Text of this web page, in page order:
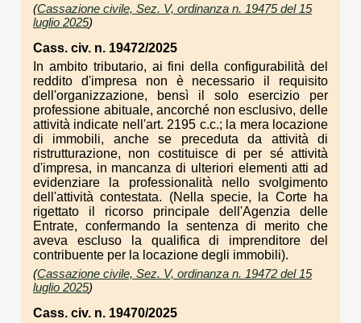
(Cassazione civile, Sez. V, ordinanza n. 19475 del 15
luglio 2025)
Cass. civ. n. 19472/2025
In ambito tributario, ai fini della configurabilità del
reddito d'impresa non è necessario il requisito
dell'organizzazione, bensì il solo esercizio per
professione abituale, ancorché non esclusivo, delle
attività indicate nell'art. 2195 c.c.; la mera locazione
di immobili, anche se preceduta da attività di
ristrutturazione, non costituisce di per sé attività
d'impresa, in mancanza di ulteriori elementi atti ad
evidenziare la professionalità nello svolgimento
dell'attività contestata. (Nella specie, la Corte ha
rigettato il ricorso principale dell'Agenzia delle
Entrate, confermando la sentenza di merito che
aveva escluso la qualifica di imprenditore del
contribuente per la locazione degli immobili).
(Cassazione civile, Sez. V, ordinanza n. 19472 del 15
luglio 2025)
Cass. civ. n. 19470/2025